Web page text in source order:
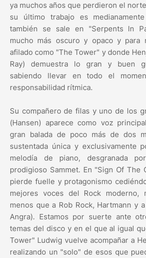
ya muchos años que perdieron el
su último trabajo es
también se sale en "Serpents In
mucho más oscuro y opaco y para
afilado como "The Tower" y donde
Ray) demuestra lo gran y buen
sabiendo llevar en todo el
responsabilidad rítmica.
Su compañero de filas y uno de los
(Hansen) aparece como voz
gran balada de poco más de dos
sustentada única y exclusivamente
melodía de piano, desgranada
prodigioso Sammet. En "Sign Of The
pierde fuelle y protagonismo
mejores voces del Rock moderno,
menos que a Rob Rock, Hartmann y
Angra). Estamos por suerte ante
temas del disco y en el que al igual
Tower" Ludwig vuelve acompañar a
realizando un "solo" de esos que